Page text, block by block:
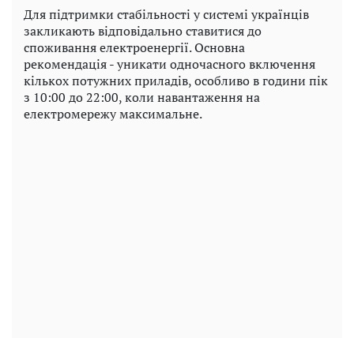
Для підтримки стабільності у системі українців
закликають відповідально ставитися до
споживання електроенергії. Основна
рекомендація - уникати одночасного включення
кількох потужних приладів, особливо в години пік
з 10:00 до 22:00, коли навантаження на
електромережу максимальне.